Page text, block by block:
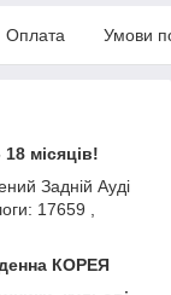
Оплата Умови
місяців!
Задній Ауді
17659 ,
КОРЕЯ